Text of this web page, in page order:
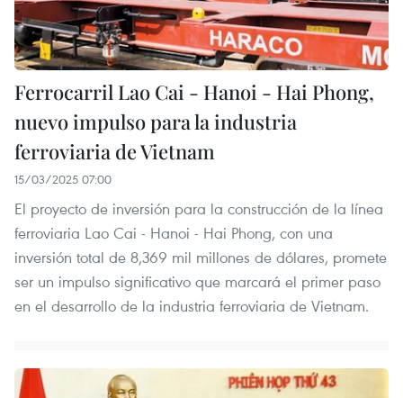
Ferrocarril Lao Cai - Hanoi - Hai Phong,
nuevo impulso para la industria
ferroviaria de Vietnam
15/03/2025 07:00
El proyecto de inversión para la construcción de la línea
ferroviaria Lao Cai - Hanoi - Hai Phong, con una
inversión total de 8,369 mil millones de dólares, promete
ser un impulso significativo que marcará el primer paso
en el desarrollo de la industria ferroviaria de Vietnam.